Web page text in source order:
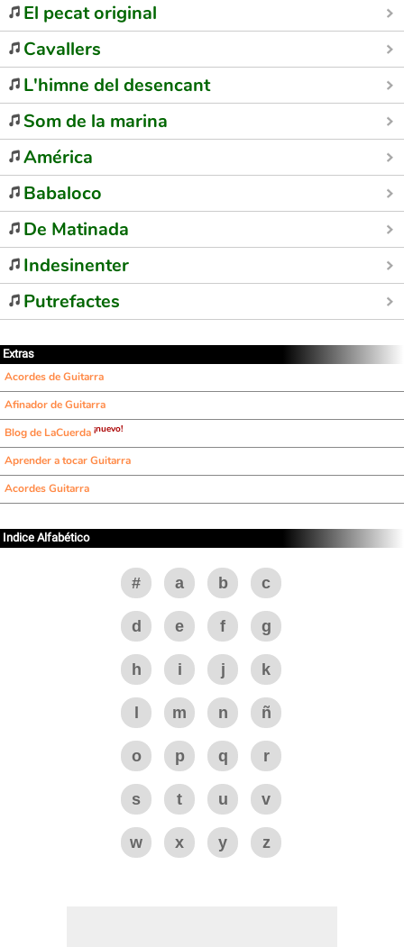
El pecat original
Cavallers
L'himne del desencant
Som de la marina
América
Babaloco
De Matinada
Indesinenter
Putrefactes
Extras
Acordes de Guitarra
Afinador de Guitarra
Blog de LaCuerda ¡nuevo!
Aprender a tocar Guitarra
Acordes Guitarra
Indice Alfabético
# a b c
d e f g
h i j k
m n ñ
o p q r
s t u v
w x y z